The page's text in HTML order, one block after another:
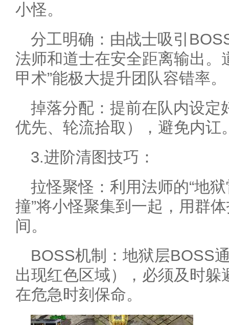
小怪。
分工明确：由战士吸引
法师和道士在安全距离输出。
甲术”能极大提升团队容错率。
掉落分配：提前在队内设定
优先、轮流拾取），避免内讧
3.进阶清图技巧：
拉怪聚怪：利用法师的“地
撞”将小怪聚集到一起，用群
间。
BOSS机制：地狱层BOSS
出现红色区域），必须及时躲
在危急时刻保命。